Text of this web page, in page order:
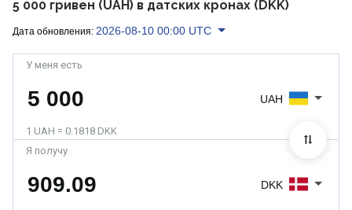
5 000 гривен (UAH) в датских кронах (DKK)
Дата обновления: 2026-08-10 00:00 UTC
У меня есть
1 UAH = 0.1818 DKK
UAH
Я получу
DKK